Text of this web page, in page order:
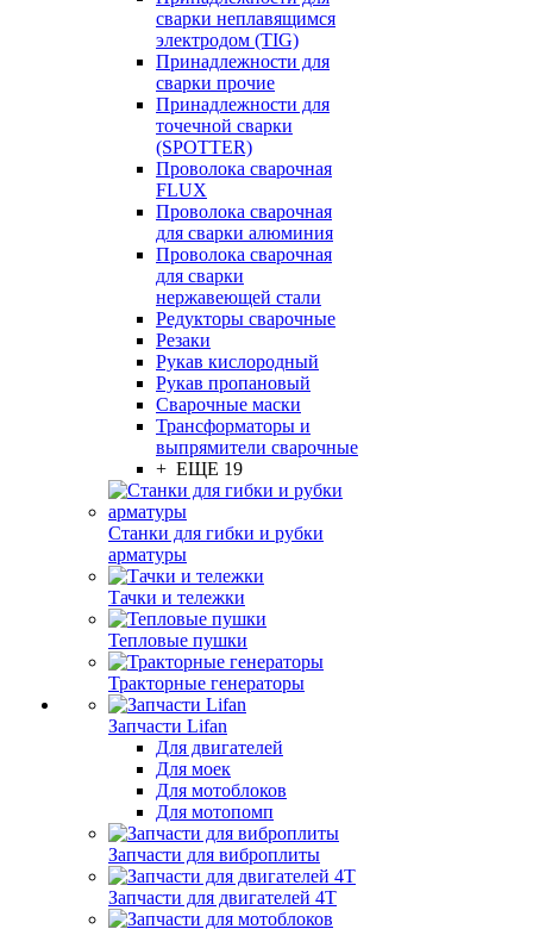
сварки неплавящимся
электродом (TIG)
Принадлежности для
сварки прочие
Принадлежности для
точечной сварки
(SPOTTER)
Проволока сварочная
FLUX
Проволока сварочная
для сварки алюминия
Проволока сварочная
для сварки
нержавеющей стали
Редукторы сварочные
Резаки
Рукав кислородный
Рукав пропановый
Сварочные маски
Трансформаторы и
выпрямители сварочные
+ ЕЩЕ 19
Станки для гибки и рубки
арматуры
Тачки и тележки
Тепловые пушки
Тракторные генераторы
Запчасти Lifan
Для двигателей
Для моек
Для мотоблоков
Для мотопомп
Запчасти для виброплиты
Запчасти для двигателей 4Т